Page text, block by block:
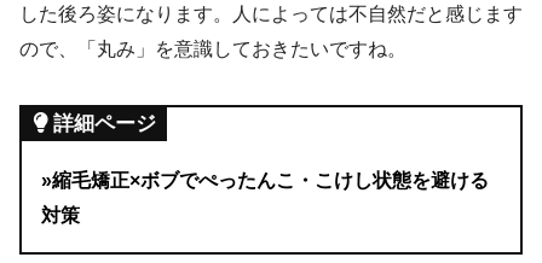
した後ろ姿になります。人によっては不自然だと感じます
ので、「丸み」を意識しておきたいですね。
詳細ページ
»縮毛矯正×ボブでぺったんこ・こけし状態を避ける
対策